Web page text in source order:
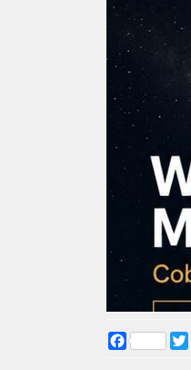
Facebook